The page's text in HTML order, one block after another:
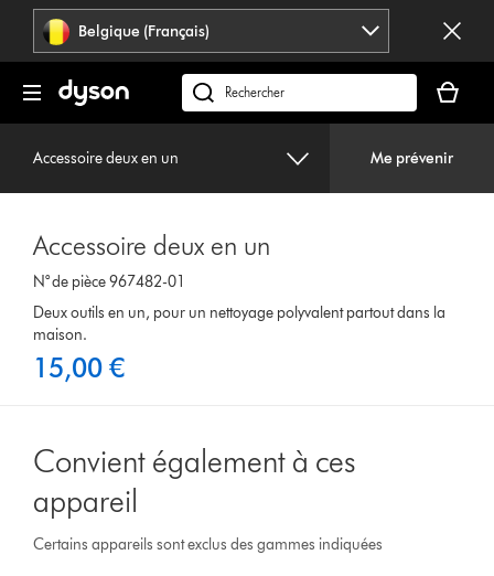
Sauter
pages
Belgique (Français)
Rechercher
des
panier
est
Accessoire deux en un Me prévenir
Accessoire deux en un
N° de pièce 967482-01
Deux outils en un, pour un nettoyage polyvalent partout dans la
maison.
15,00 €
Convient également à ces
appareil
Certains appareils sont exclus des gammes indiquées